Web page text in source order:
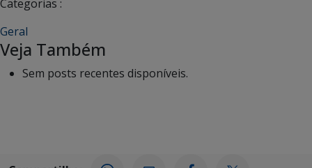
Categorias :
Geral
Veja Também
Sem posts recentes disponíveis.